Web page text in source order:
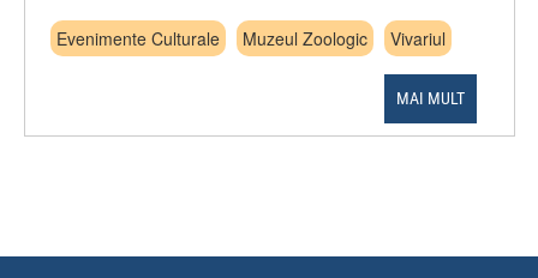
Evenimente Culturale Muzeul Zoologic Vivariul
MAI MULT